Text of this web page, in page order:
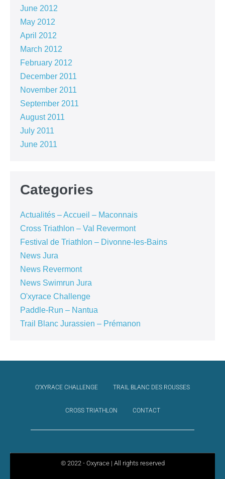
June 2012
May 2012
April 2012
March 2012
February 2012
December 2011
November 2011
September 2011
August 2011
July 2011
June 2011
Categories
Actualités – Accueil – Maconnais
Cross Triathlon – Val Revermont
Festival de Triathlon – Divonne-les-Bains
News Jura
News Revermont
News Swimrun Jura
O'xyrace Challenge
Paddle-Run – Nantua
Trail Blanc Jurassien – Prémanon
O’XYRACE CHALLENGE TRAIL BLANC DES ROUSSES
CROSS TRIATHLON CONTACT
© 2022 - Oxyrace | All rights reserved